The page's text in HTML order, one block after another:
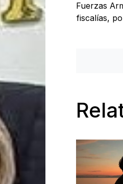
Fuerzas
fiscalías,